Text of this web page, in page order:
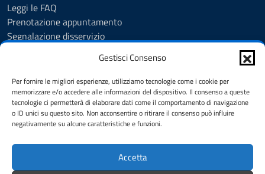
Gestisci Consenso
Per fornire le migliori esperienze, utilizziamo tecnologie come i cookie per
memorizzare e/o accedere alle informazioni del dispositivo. Il consenso a queste
tecnologie ci permetterà di elaborare dati come il comportamento di navigazione
o ID unici su questo sito. Non acconsentire o ritirare il consenso può influire
negativamente su alcune caratteristiche e funzioni.
Accetta
Leggi le FAQ
Prenotazione appuntamento
Segnalazione disservizio
Informativa privacy
Note legali
Dichiarazione di accessibilità
Feedback